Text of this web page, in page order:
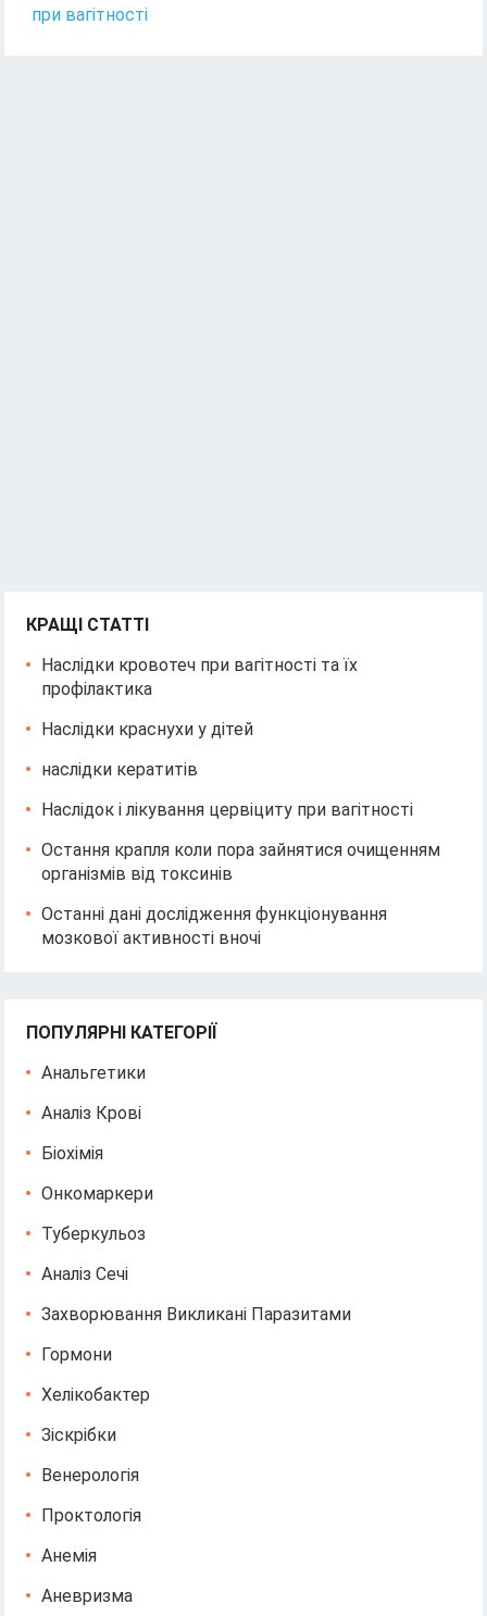
при вагітності
КРАЩІ СТАТТІ
Наслідки кровотеч при вагітності та їх
профілактика
Наслідки краснухи у дітей
наслідки кератитів
Наслідок і лікування цервіциту при вагітності
Остання крапля коли пора зайнятися очищенням
організмів від токсинів
Останні дані дослідження функціонування
мозкової активності вночі
ПОПУЛЯРНІ КАТЕГОРІЇ
Анальгетики
Аналіз Крові
Біохімія
Онкомаркери
Туберкульоз
Аналіз Сечі
Захворювання Викликані Паразитами
Гормони
Хелікобактер
Зіскрібки
Венерологія
Проктологія
Анемія
Аневризма